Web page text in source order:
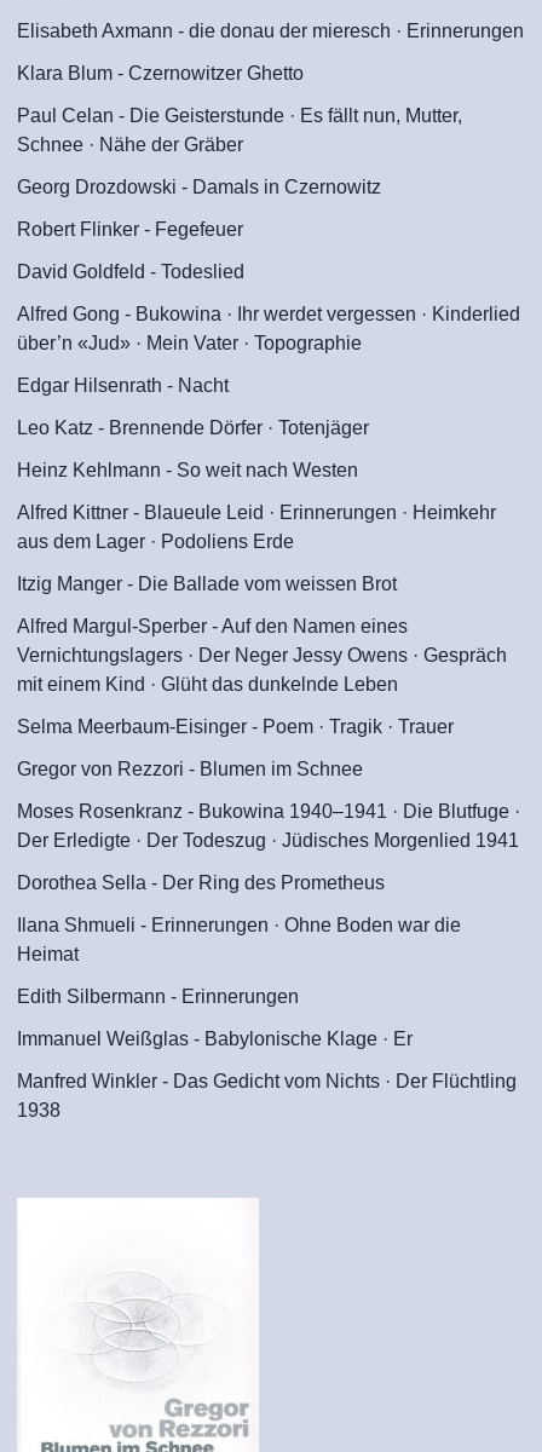
Elisabeth Axmann - die donau der mieresch · Erinnerungen
Klara Blum - Czernowitzer Ghetto
Paul Celan - Die Geisterstunde · Es fällt nun, Mutter,
Schnee · Nähe der Gräber
Georg Drozdowski - Damals in Czernowitz
Robert Flinker - Fegefeuer
David Goldfeld - Todeslied
Alfred Gong - Bukowina · Ihr werdet vergessen · Kinderlied
über’n «Jud» · Mein Vater · Topographie
Edgar Hilsenrath - Nacht
Leo Katz - Brennende Dörfer · Totenjäger
Heinz Kehlmann - So weit nach Westen
Alfred Kittner - Blaueule Leid · Erinnerungen · Heimkehr
aus dem Lager · Podoliens Erde
Itzig Manger - Die Ballade vom weissen Brot
Alfred Margul-Sperber - Auf den Namen eines
Vernichtungslagers · Der Neger Jessy Owens · Gespräch
mit einem Kind · Glüht das dunkelnde Leben
Selma Meerbaum-Eisinger - Poem · Tragik · Trauer
Gregor von Rezzori - Blumen im Schnee
Moses Rosenkranz - Bukowina 1940–1941 · Die Blutfuge ·
Der Erledigte · Der Todeszug · Jüdisches Morgenlied 1941
Dorothea Sella - Der Ring des Prometheus
Ilana Shmueli - Erinnerungen · Ohne Boden war die
Heimat
Edith Silbermann - Erinnerungen
Immanuel Weißglas - Babylonische Klage · Er
Manfred Winkler - Das Gedicht vom Nichts · Der Flüchtling
1938